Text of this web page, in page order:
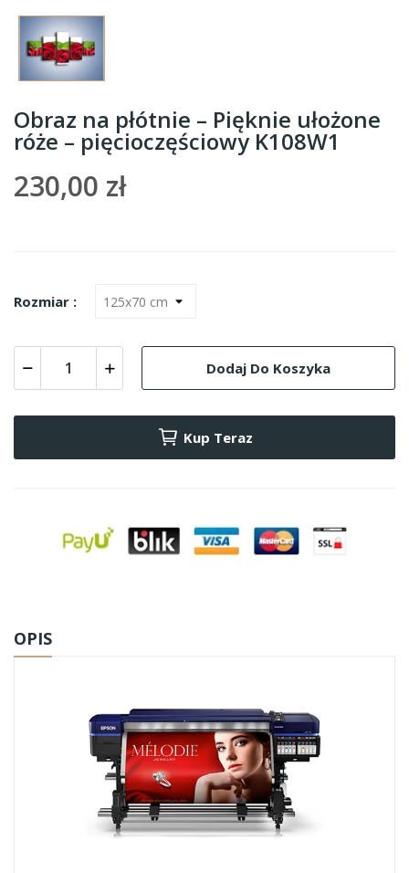
Obraz na płótnie – Pięknie ułożone
róże – pięcioczęściowy K108W1
230,00 zł
Rozmiar :
Dodaj Do Koszyka
Kup Teraz
OPIS